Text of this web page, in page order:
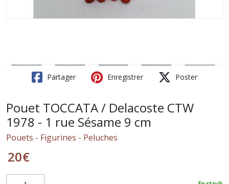
Partager Enregistrer Poster
Pouet TOCCATA / Delacoste CTW
1978 - 1 rue Sésame 9 cm
Pouets - Figurines - Peluches
20€